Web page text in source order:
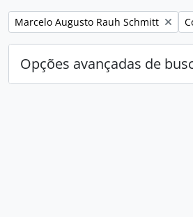
Remover filtro:
Marcelo Augusto Rauh Schmitt
Opções avançadas de